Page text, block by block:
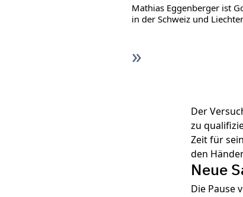
Mathias Eggenberger ist
in der Schweiz und
Der
zu
Zeit für
den
Neue
Die Pause